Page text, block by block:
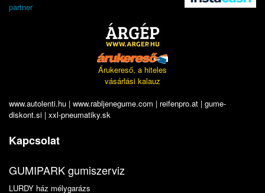
partner
Árukereső, a hiteles
vásárlási kalauz
www.autolenti.hu | www.rabljenegume.com | reifenpro.at | gume-
diskont.si | xxl-pneumatiky.sk
Kapcsolat
GUMIPARK gumiszerviz
LURDY ház mélygarázs